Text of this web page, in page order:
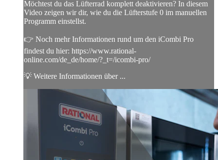
Möchtest du das Lüfterrad komplett deaktivieren? In diesem
Video zeigen wir dir, wie du die Lüfterstufe 0 im manuellen
Programm einstellst.
👉 Noch mehr Informationen rund um den iCombi Pro
findest du hier: https://www.rational-
online.com/de_de/home/?_t=/icombi-pro/
💡 Weitere Informationen über ...